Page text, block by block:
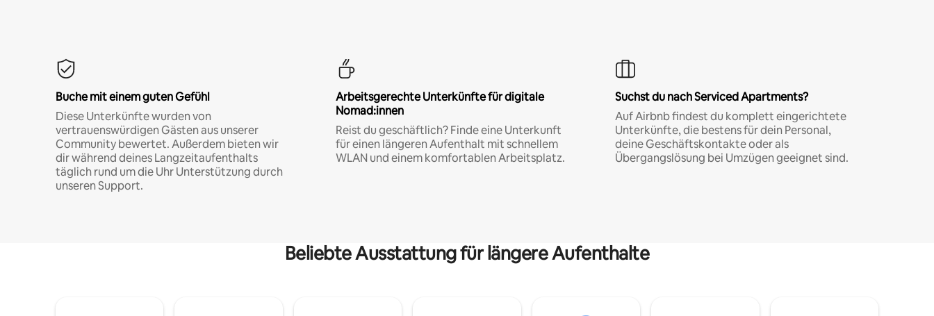
Buche mit einem guten Gefühl
Diese Unterkünfte wurden von
vertrauenswürdigen Gästen aus unserer
Community bewertet. Außerdem bieten wir
dir während deines Langzeitaufenthalts
täglich rund um die Uhr Unterstützung durch
unseren Support.
Arbeitsgerechte Unterkünfte für digitale
Nomad:innen
Reist du geschäftlich? Finde eine Unterkunft
für einen längeren Aufenthalt mit schnellem
WLAN und einem komfortablen Arbeitsplatz.
Suchst du nach Serviced Apartments?
Auf Airbnb findest du komplett eingerichtete
Unterkünfte, die bestens für dein Personal,
deine Geschäftskontakte oder als
Übergangslösung bei Umzügen geeignet sind.
Beliebte Ausstattung für längere Aufenthalte